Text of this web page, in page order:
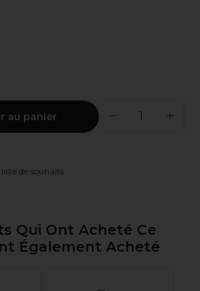
au panier
de souhaits
Qui Ont Acheté Ce
Également Acheté